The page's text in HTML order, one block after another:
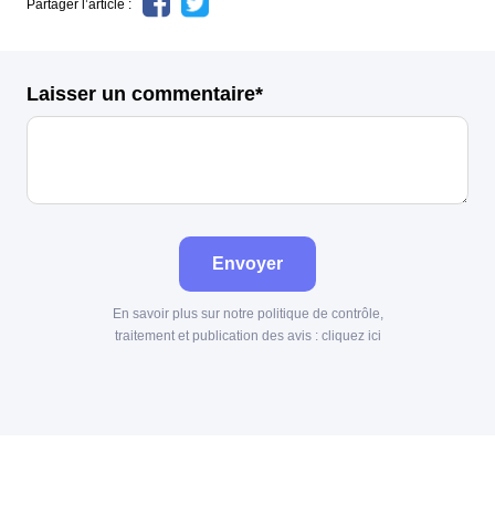
Partager l’article :
Laisser un commentaire*
Envoyer
En savoir plus sur notre politique de contrôle,
traitement et publication des avis : cliquez ici